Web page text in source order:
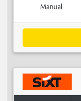
Manual